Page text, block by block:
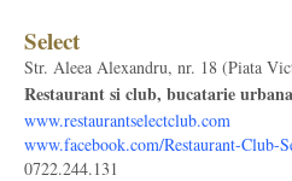
Select
Str. Aleea Alexandru, nr. 18 (Piata
Restaurant si club, bucatarie urbana
www.restaurantselectclub.com
www.facebook.com/Restaurant-Club-
0722.244.131